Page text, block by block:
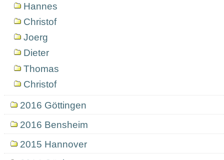
Hannes
Christof
Joerg
Dieter
Thomas
Christof
2016 Göttingen
2016 Bensheim
2015 Hannover